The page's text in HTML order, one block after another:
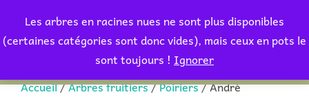
Les arbres en racines nues ne sont plus disponibles
(certaines catégories sont donc vides), mais ceux en pots le
sont toujours ! Ignorer
contenu
Rechercher :
Accueil/Arbres fruitiers/Poiriers/ André